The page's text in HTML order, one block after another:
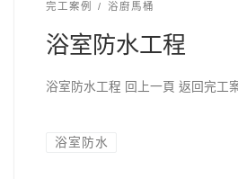
完工案例 浴廚馬桶
浴室防水工程
浴室防水工程 回上一頁 返回完工
浴室防水